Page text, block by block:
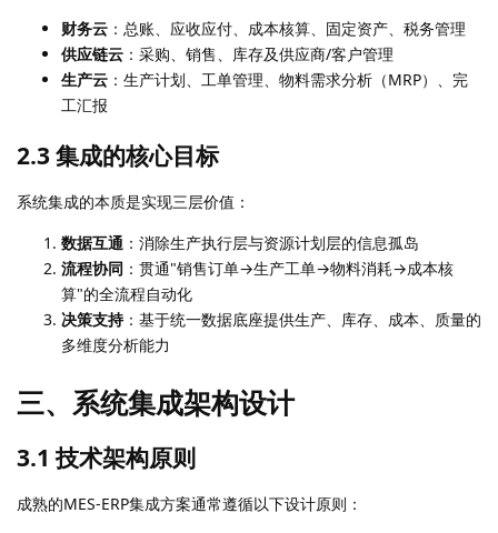
财务云 ：总账、应收应付、成本核算、固定资产、税务管理
供应链云 ：采购、销售、库存及供应商/客户管理
生产云 ：生产计划、工单管理、物料需求分析（MRP）、完
工汇报
2.3 集成的核心目标
系统集成的本质是实现三层价值：
数据互通 ：消除生产执行层与资源计划层的信息孤岛
流程协同 ：贯通"销售订单→生产工单→物料消耗→成本核
算"的全流程自动化
决策支持：基于统一数据底座提供生产、库存、成本、质量的
多维度分析能力
三、系统集成架构设计
3.1 技术架构原则
成熟的MES-ERP集成方案通常遵循以下设计原则：